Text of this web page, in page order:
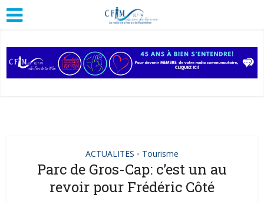
ACTUALITES • Tourisme
Parc de Gros-Cap: c’est un au
revoir pour Frédéric Côté